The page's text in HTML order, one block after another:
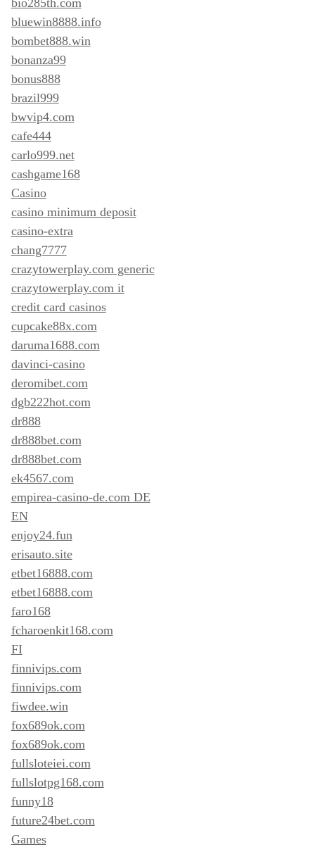
bluewin8888.info
bombet888.win
bonanza99
bonus888
brazil999
bwvip4.com
cafe444
carlo999.net
cashgame168
Casino
casino minimum deposit
casino-extra
chang7777
crazytowerplay.com generic
crazytowerplay.com it
credit card casinos
cupcake88x.com
daruma1688.com
davinci-casino
deromibet.com
dgb222hot.com
dr888
dr888bet.com
dr888bet.com
ek4567.com
empirea-casino-de.com DE
EN
enjoy24.fun
erisauto.site
etbet16888.com
etbet16888.com
faro168
fcharoenkit168.com
FI
finnivips.com
finnivips.com
fiwdee.win
fox689ok.com
fox689ok.com
fullsloteiei.com
fullslotpg168.com
funny18
future24bet.com
Games